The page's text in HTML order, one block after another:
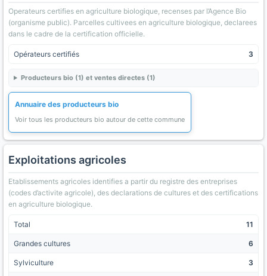
Operateurs certifies en agriculture biologique, recenses par l’Agence Bio
(organisme public). Parcelles cultivees en agriculture biologique, declarees
dans le cadre de la certification officielle.
Opérateurs certifiés 3
Producteurs bio (1) et ventes directes (1)
Annuaire des producteurs bio
Voir tous les producteurs bio autour de cette commune
Exploitations agricoles
Etablissements agricoles identifies a partir du registre des entreprises
(codes d’activite agricole), des declarations de cultures et des certifications
en agriculture biologique.
Total 11
Grandes cultures 6
Sylviculture 3